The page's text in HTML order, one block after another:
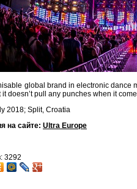
global brand in electronic dance
doesn’t pull any punches when it
2018; Split, Croatia
на сайте: Ultra Europe
3292